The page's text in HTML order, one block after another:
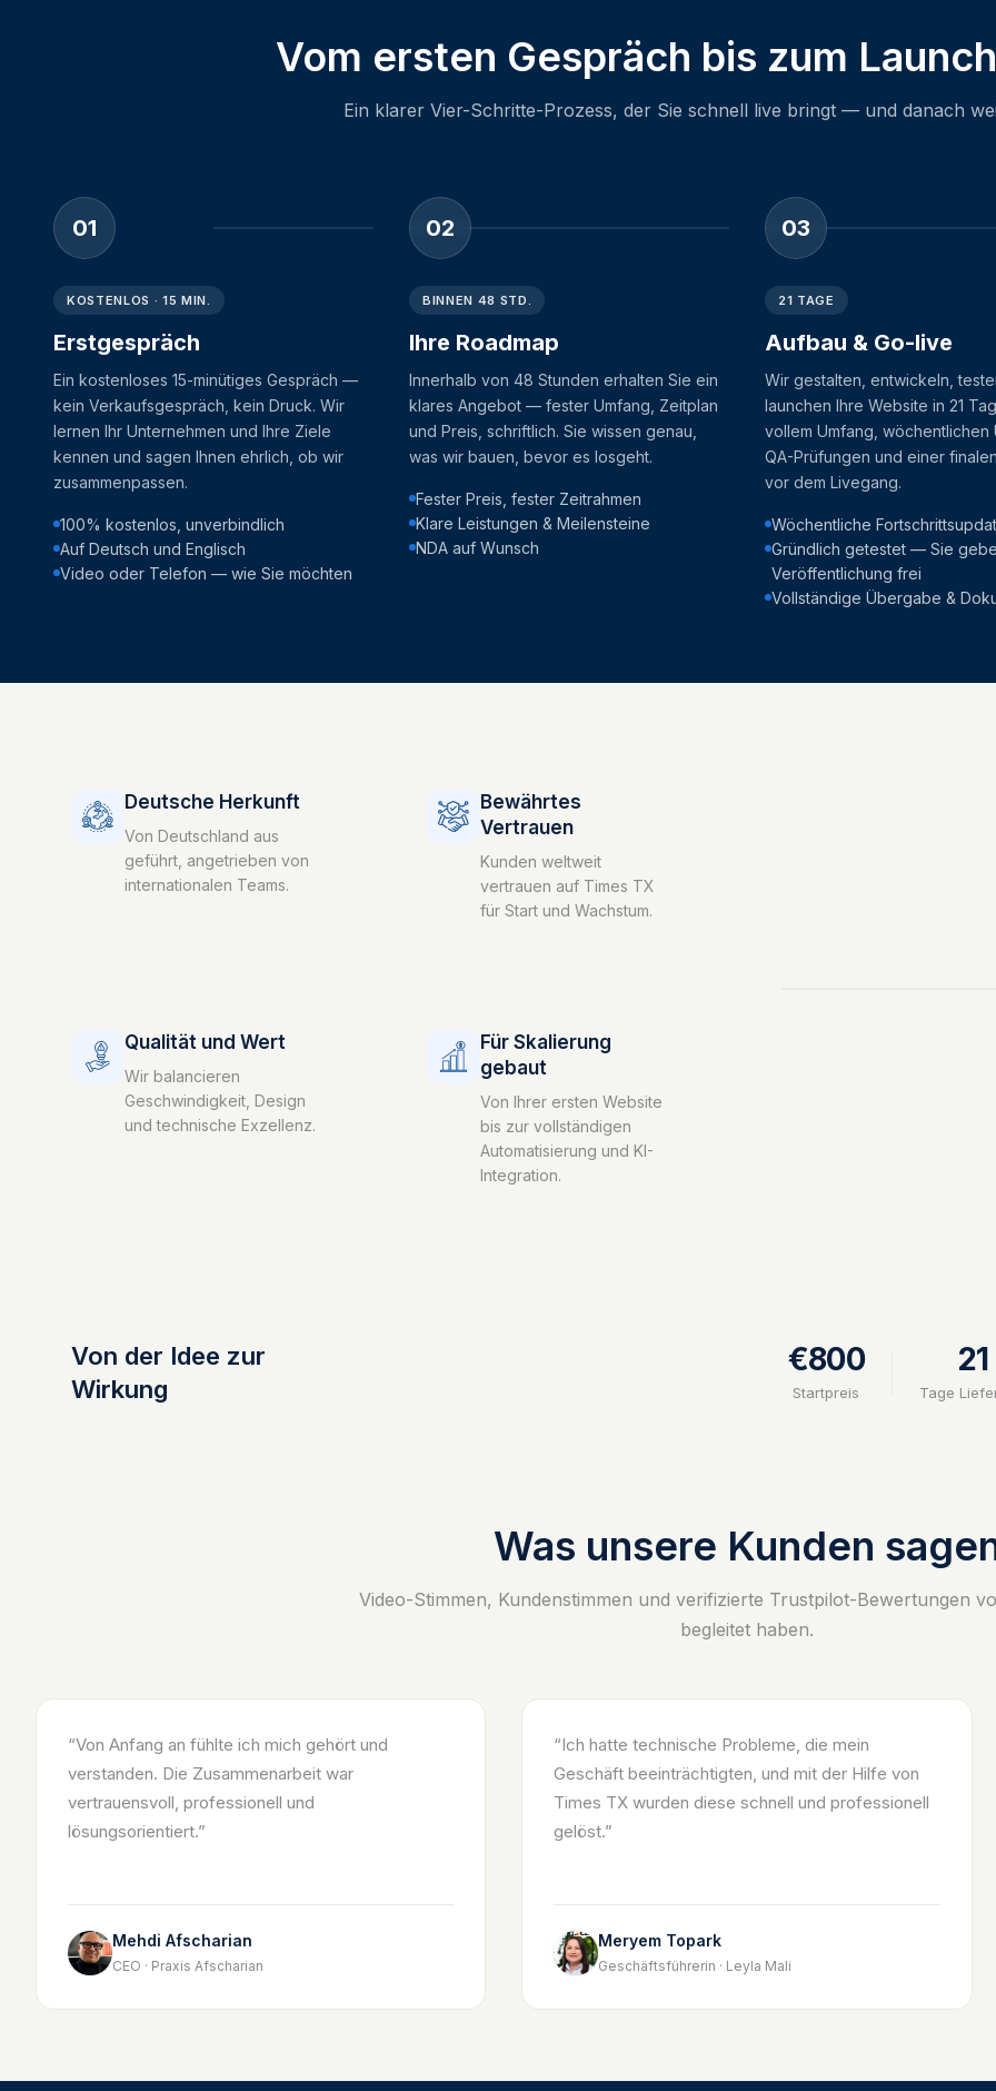
Vom ersten Gespräch bis zum
Ein klarer Vier-Schritte-Prozess, der Sie schnell live bringt — und danach
01
KOSTENLOS · 15 MIN.
Erstgespräch
Ein kostenloses 15-minütiges Gespräch —
kein Verkaufsgespräch, kein Druck. Wir
lernen Ihr Unternehmen und Ihre Ziele
kennen und sagen Ihnen ehrlich, ob wir
zusammenpassen.
100% kostenlos, unverbindlich
Auf Deutsch und Englisch
Video oder Telefon — wie Sie möchten
02
BINNEN 48 STD.
Ihre Roadmap
Innerhalb von 48 Stunden erhalten Sie ein
klares Angebot — fester Umfang, Zeitplan
und Preis, schriftlich. Sie wissen genau,
was wir bauen, bevor es losgeht.
Fester Preis, fester Zeitrahmen
Klare Leistungen & Meilensteine
NDA auf Wunsch
03
21 TAGE
Aufbau & Go-live
Wir gestalten, entwickeln,
launchen Ihre Website in 21
vollem Umfang, wöchentlichen
QA-Prüfungen und einer
vor dem Livegang.
Wöchentliche
Gründlich getestet — Sie
Veröffentlichung frei
Vollständige Übergabe &
Deutsche Herkunft
Von Deutschland aus
geführt, angetrieben von
internationalen Teams.
Bewährtes
Vertrauen
Kunden weltweit
vertrauen auf Times TX
für Start und Wachstum.
Qualität und Wert
Wir balancieren
Geschwindigkeit, Design
und technische Exzellenz.
Für Skalierung
gebaut
Von Ihrer ersten Website
bis zur vollständigen
Automatisierung und KI-
Integration.
Von der Idee zur
Wirkung
€800
Startpreis
21
Tage
Was unsere Kunden
Video-Stimmen, Kundenstimmen und verifizierte Trustpilot-Bewertungen
begleitet haben.
“Von Anfang an fühlte ich mich gehört und
verstanden. Die Zusammenarbeit war
vertrauensvoll, professionell und
lösungsorientiert.”
Mehdi Afscharian
CEO · Praxis Afscharian
“Ich hatte technische Probleme, die mein
Geschäft beeinträchtigten, und mit der Hilfe von
Times TX wurden diese schnell und professionell
gelöst.”
Meryem Topark
Geschäftsführerin · Leyla Mali